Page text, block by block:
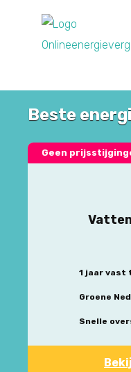
Beste
Geen
1 jaar vast
Groene
Snelle